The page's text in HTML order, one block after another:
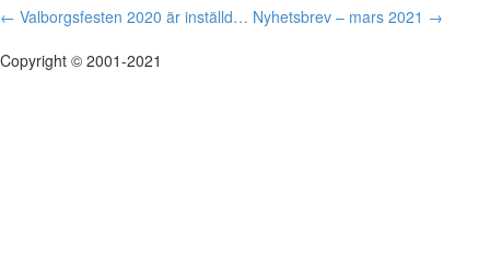
← Valborgsfesten 2020 är inställd… Nyhetsbrev – mars 2021 →
Copyright © 2001-2021